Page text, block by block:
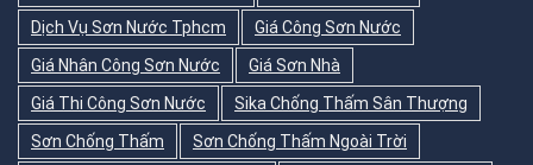
Dịch Vụ Sơn Nước Tphcm
Giá Công Sơn Nước
Giá Nhân Công Sơn Nước
Giá Sơn Nhà
Giá Thi Công Sơn Nước
Sika Chống Thấm Sân Thượng
Sơn Chống Thấm
Sơn Chống Thấm Ngoài Trời